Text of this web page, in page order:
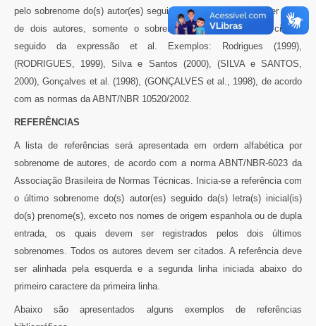
pelo sobrenome do(s) autor(es) seguido do ano. Quando houver mais
de dois autores, somente o sobrenome do primeiro será citado,
seguido da expressão et al. Exemplos: Rodrigues (1999),
(RODRIGUES, 1999), Silva e Santos (2000), (SILVA e SANTOS,
2000), Gonçalves et al. (1998), (GONÇALVES et al., 1998), de acordo
com as normas da ABNT/NBR 10520/2002.
REFERÊNCIAS
A lista de referências será apresentada em ordem alfabética por
sobrenome de autores, de acordo com a norma ABNT/NBR-6023 da
Associação Brasileira de Normas Técnicas. Inicia-se a referência com
o último sobrenome do(s) autor(es) seguido da(s) letra(s) inicial(is)
do(s) prenome(s), exceto nos nomes de origem espanhola ou de dupla
entrada, os quais devem ser registrados pelos dois últimos
sobrenomes. Todos os autores devem ser citados. A referência deve
ser alinhada pela esquerda e a segunda linha iniciada abaixo do
primeiro caractere da primeira linha.
Abaixo são apresentados alguns exemplos de referências